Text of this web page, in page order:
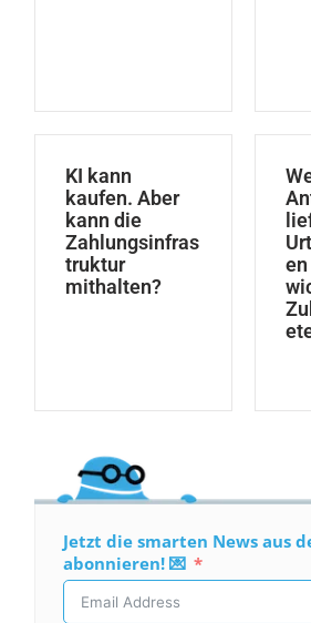
KI kann
kaufen. Aber
kann die
Zahlungsinfras
truktur
mithalten?
Jetzt die smarten News aus
abonnieren! 💌